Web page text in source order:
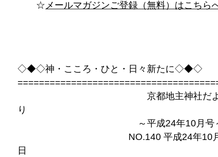
☆ メールマガジンご登録（無料）はこちら
◇◆◇神・こころ・ひと・日々新たに◇◆◇
京都地主神社だ
り
～平成24年10月号
NO.140 平成24年10
日